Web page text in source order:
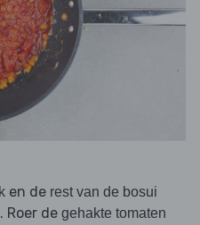
en de rest van de bosui
. Roer de gehakte tomaten